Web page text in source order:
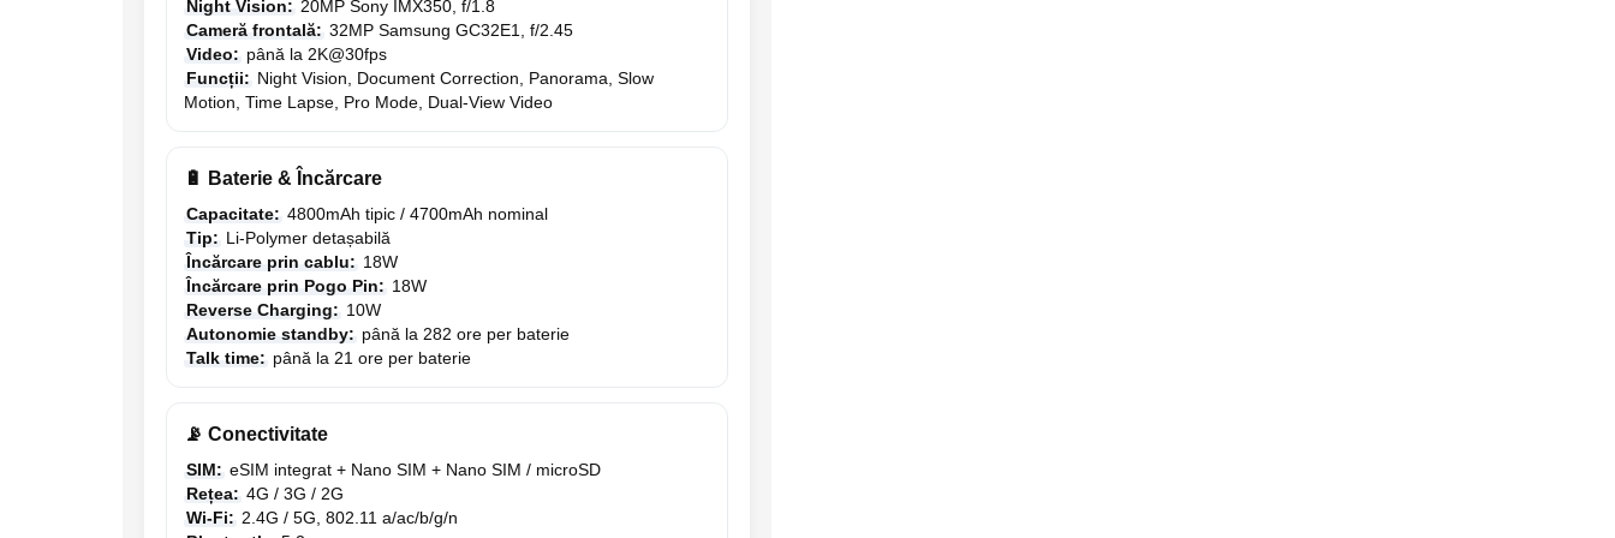
Night Vision: 20MP Sony IMX350, f/1.8
Cameră frontală: 32MP Samsung GC32E1, f/2.45
Video: până la 2K@30fps
Funcții: Night Vision, Document Correction, Panorama, Slow
Motion, Time Lapse, Pro Mode, Dual-View Video
🔋 Baterie & Încărcare
Capacitate: 4800mAh tipic / 4700mAh nominal
Tip: Li-Polymer detașabilă
Încărcare prin cablu: 18W
Încărcare prin Pogo Pin: 18W
Reverse Charging: 10W
Autonomie standby: până la 282 ore per baterie
Talk time: până la 21 ore per baterie
📡 Conectivitate
SIM: eSIM integrat + Nano SIM + Nano SIM / microSD
Rețea: 4G / 3G / 2G
Wi-Fi: 2.4G / 5G, 802.11 a/ac/b/g/n